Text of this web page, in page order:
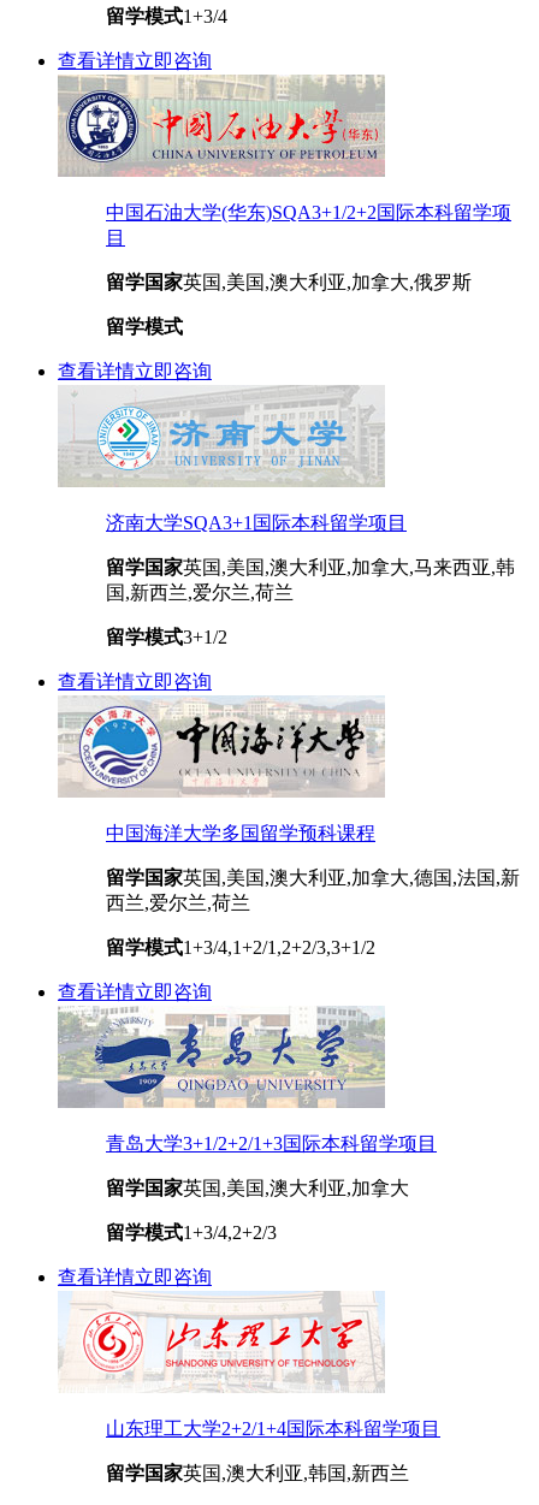
留学模式1+3/4
查看详情立即咨询
中国石油大学(华东)SQA3+1/2+2国际本科留学项
目
留学国家英国,美国,澳大利亚,加拿大,俄罗斯
留学模式
查看详情立即咨询
济南大学SQA3+1国际本科留学项目
留学国家英国,美国,澳大利亚,加拿大,马来西亚,韩
国,新西兰,爱尔兰,荷兰
留学模式3+1/2
查看详情立即咨询
中国海洋大学多国留学预科课程
留学国家英国,美国,澳大利亚,加拿大,德国,法国,新
西兰,爱尔兰,荷兰
留学模式1+3/4,1+2/1,2+2/3,3+1/2
查看详情立即咨询
青岛大学3+1/2+2/1+3国际本科留学项目
留学国家英国,美国,澳大利亚,加拿大
留学模式1+3/4,2+2/3
查看详情立即咨询
山东理工大学2+2/1+4国际本科留学项目
留学国家英国,澳大利亚,韩国,新西兰